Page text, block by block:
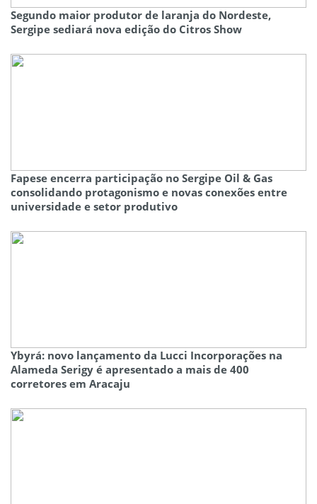
Segundo maior produtor de laranja do Nordeste,
Sergipe sediará nova edição do Citros Show
Fapese encerra participação no Sergipe Oil & Gas
consolidando protagonismo e novas conexões entre
universidade e setor produtivo
Ybyrá: novo lançamento da Lucci Incorporações na
Alameda Serigy é apresentado a mais de 400
corretores em Aracaju